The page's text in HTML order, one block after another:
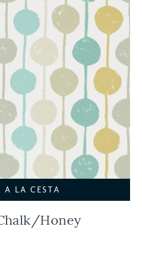
A LA CESTA
Honey